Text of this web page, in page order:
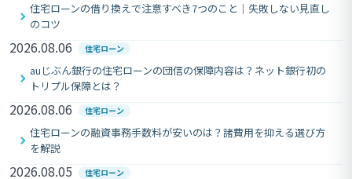
住宅ローンの借り換えで注意すべき7つのこと｜失敗しない見直し
のコツ
2026.08.06 住宅ローン
auじぶん銀行の住宅ローンの団信の保障内容は？ネット銀行初の
トリプル保障とは？
2026.08.06 住宅ローン
住宅ローンの融資事務手数料が安いのは？諸費用を抑える選び方
を解説
2026.08.05 住宅ローン